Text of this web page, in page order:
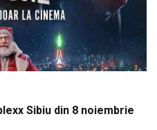
Sibiu din 8 noiembrie